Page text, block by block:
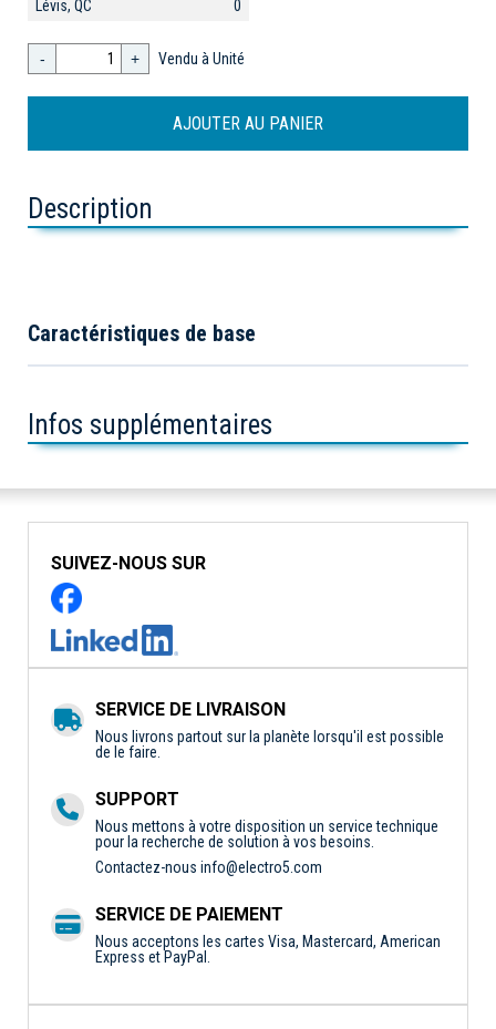
Lévis, QC
0
- + Vendu à Unité
Description
Caractéristiques de base
Infos supplémentaires
SUIVEZ-NOUS SUR
SERVICE DE LIVRAISON
Nous livrons partout sur la planète lorsqu'il est possible
de le faire.
SUPPORT
Nous mettons à votre disposition un service technique
pour la recherche de solution à vos besoins.
Contactez-nous info@electro5.com
SERVICE DE PAIEMENT
Nous acceptons les cartes Visa, Mastercard, American
Express et PayPal.